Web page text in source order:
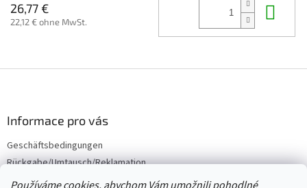
26,77 €
22,12 € ohne MwSt.
l
Informace pro vás
Geschäftsbedingungen
Rückgabe/Umtausch/Reklamation
Großhandel